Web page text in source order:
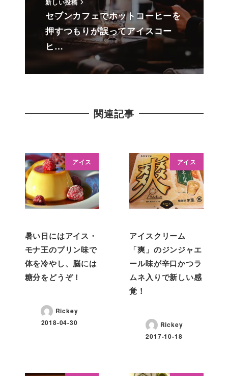
新しい投稿
セブンカフェでホットコーヒーを
押すつもりが誤ってアイスコー
ヒ…
関連記事
アイス
暑い日にはアイス・
モナ王のプリン味で
体を冷やし、脳には
糖分をどうぞ！
Rickey
2018-04-30
アイス
アイスクリーム
「爽」のジンジャエ
ール味が辛口かつラ
ムネ入りで新しい感
覚！
Rickey
2017-10-18